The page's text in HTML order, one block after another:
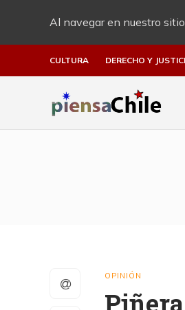
Al navegar en nuestro
CULTURA DERECHO Y
OPINIÓN